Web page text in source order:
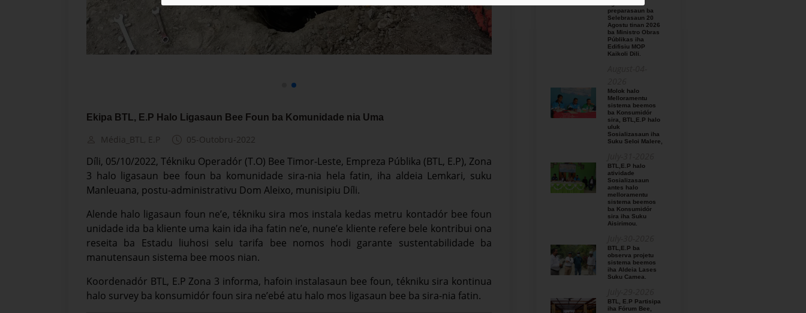
Ekipa BTL, E.P Halo Ligasaun Bee Foun ba Komunidade nia Uma
Média_BTL, E.P 05-Outobru-2022
Díli, 05/10/2022, Tékniku Operadór (T.O) Bee Timor-Leste, Empreza Públika (BTL, E.P), Zona
3 halo ligasaun bee foun ba komunidade sira-nia hela fatin, iha aldeia Lemkari, suku
Manleuana, postu-administrativu Dom Aleixo, munisipiu Díli.
Alende halo ligasaun foun ne’e, tékniku sira mos instala kedas metru kontadór bee foun
unidade ida ba kliente uma kain ida iha fatin ne’e, nune’e kliente refere bele kontribui ona
reseita ba Estadu liuhosi selu tarifa bee nomos hodi garante sustentabilidade ba
manutensaun sistema bee moos nian.
Koordenadór BTL, E.P Zona 3 informa, hafoin instalasaun bee foun, tékniku sira kontinua
halo survey ba konsumidór foun sira ne’ebé atu halo mos ligasaun bee ba sira-nia fatin.
preparasaun ba
Selebrasaun 20
Agostu tinan 2026
ba Ministro Obras
Públikas iha
Edifisiu MOP
Kaikoli Dili.
Molok halo
Melloramentu
sistema beemos
ba Konsumidór
sira, BTL,E.P halo
uluk
Sosializasaun iha
Suku Seloi Malere,
BTL,E.P halo
atividade
Sosializasaun
antes halo
melloramentu
sistema beemos
ba Konsumidór
sira iha Suku
Aisirimou.
BTL,E.P ba
observa projetu
sistema beemos
iha Aldeia Lases
Suku Camea.
BTL, E.P Partisipa
iha Fórum Bee,